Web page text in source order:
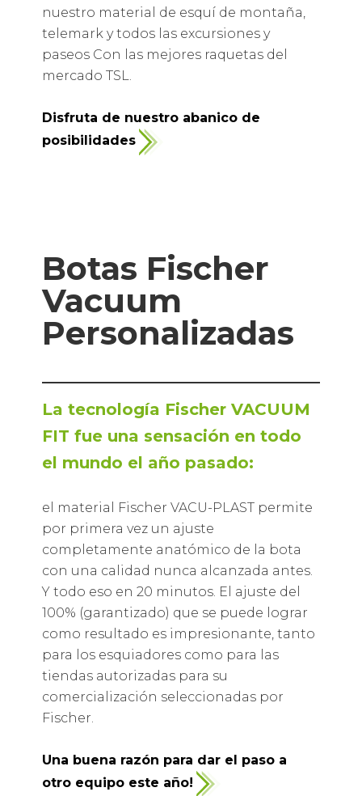
nuestro material de esquí de montaña,
telemark y todos las excursiones y
paseos Con las mejores raquetas del
mercado TSL.
Disfruta de nuestro abanico de
posibilidades
Botas Fischer
Vacuum
Personalizadas
La tecnología Fischer VACUUM
FIT fue una sensación en todo
el mundo el año pasado:
el material Fischer VACU-PLAST permite
por primera vez un ajuste
completamente anatómico de la bota
con una calidad nunca alcanzada antes.
Y todo eso en 20 minutos. El ajuste del
100% (garantizado) que se puede lograr
como resultado es impresionante, tanto
para los esquiadores como para las
tiendas autorizadas para su
comercialización seleccionadas por
Fischer.
Una buena razón para dar el paso a
otro equipo este año!